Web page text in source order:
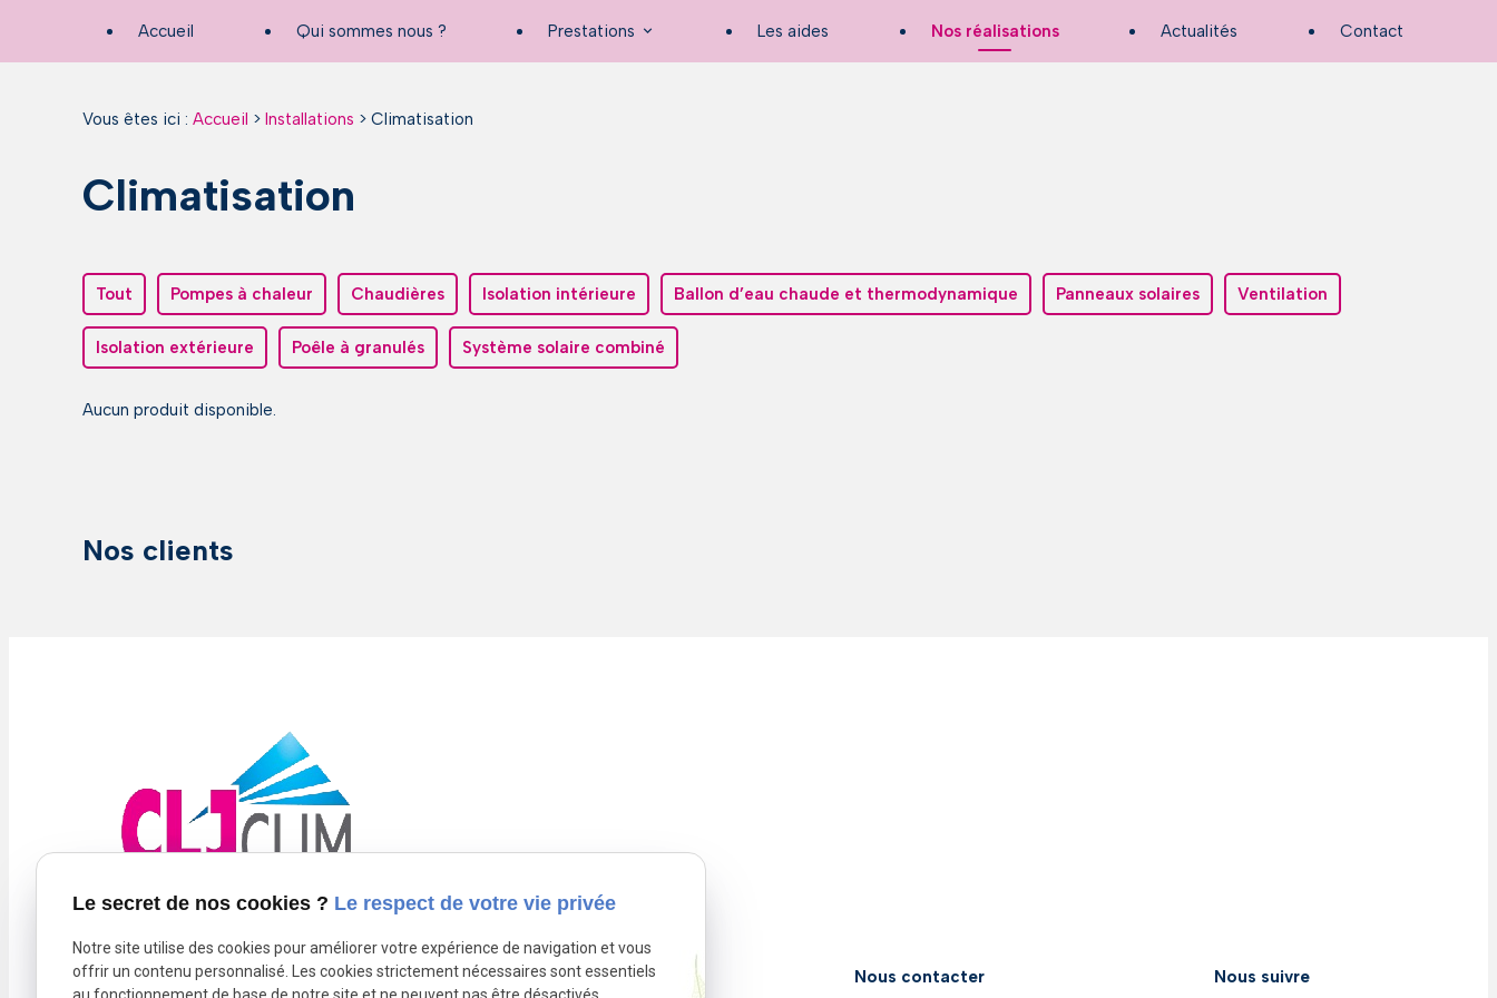
Accueil Qui sommes nous ? Prestations Les aides Nos réalisations Actualités Contact
Vous êtes ici :Accueil >Installations >Climatisation
Climatisation
Tout Pompes à chaleur Chaudières Isolation intérieure Ballon d’eau chaude et thermodynamique Panneaux solaires Ventilation
Isolation extérieure Poêle à granulés Système solaire combiné
Aucun produit disponible.
Nos clients
Newsletter Nous retrouver Nous contacter Nous suivre
Le secret de nos cookies ? Le respect de votre vie privée
Notre site utilise des cookies pour améliorer votre expérience de navigation et vous
offrir un contenu personnalisé. Les cookies strictement nécessaires sont essentiels